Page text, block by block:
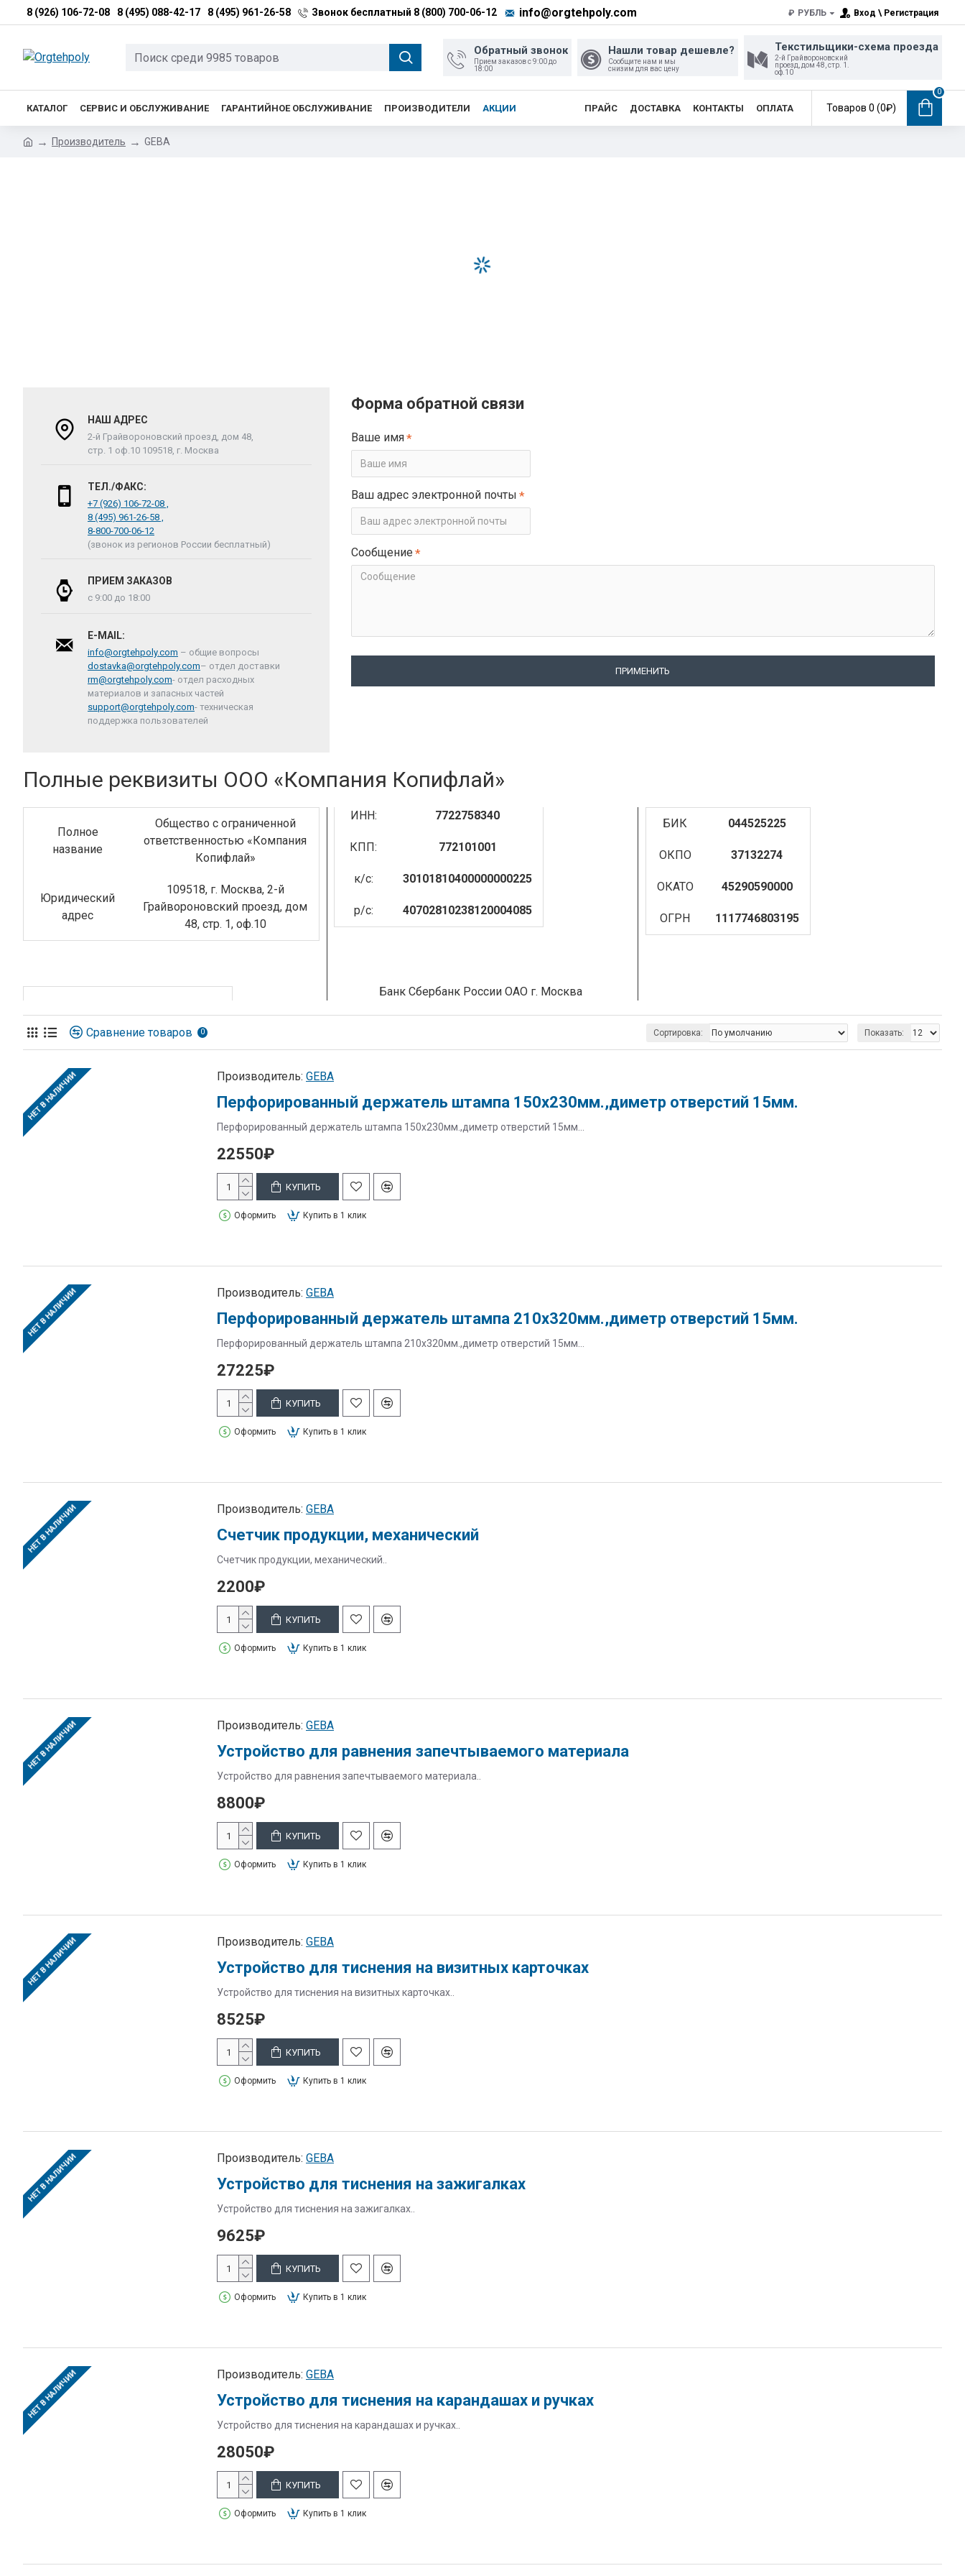
8 (926) 106-72-08 8 (495) 088-42-17 8 (495) 961-26-58 Звонок бесплатный 8 (800) 700-06-12 info@orgtehpoly.com ₽ РУБЛЬ Вход \ Регистрация
Обратный звонок
Прием заказов с 9:00 до
18:00
Нашли товар дешевле?
Сообщите нам и мы
снизим для вас цену
Текстильщики-схема проезда
2-й Грайвороновский
проезд, дом 48, стр. 1.
оф.10
КАТАЛОГ СЕРВИС И ОБСЛУЖИВАНИЕ ГАРАНТИЙНОЕ ОБСЛУЖИВАНИЕ ПРОИЗВОДИТЕЛИ АКЦИИ ПРАЙС ДОСТАВКА КОНТАКТЫ ОПЛАТА Товаров 0 (0₽)
0
Производитель GEBA
НАШ АДРЕС
2-й Грайвороновский проезд, дом 48,
стр. 1 оф.10 109518, г. Москва
ТЕЛ./ФАКС:
+7 (926) 106-72-08 ,
8 (495) 961-26-58 ,
8-800-700-06-12
(звонок из регионов России бесплатный)
ПРИЕМ ЗАКАЗОВ
с 9:00 до 18:00
E-MAIL:
info@orgtehpoly.com – общие вопросы
dostavka@orgtehpoly.com– отдел доставки
rm@orgtehpoly.com- отдел расходных
материалов и запасных частей
support@orgtehpoly.com- техническая
поддержка пользователей
Форма обратной связи
Ваше имя
Ваш адрес электронной почты
Сообщение
ПРИМЕНИТЬ
Полные реквизиты ООО «Компания Копифлай»
Полное
название
Общество с ограниченной
ответственностью «Компания
Копифлай»
Юридический
адрес
109518, г. Москва, 2-й
Грайвороновский проезд, дом
48, стр. 1, оф.10
ИНН: 7722758340
КПП: 772101001
к/с: 30101810400000000225
р/с: 40702810238120004085
Банк Сбербанк России ОАО г. Москва
БИК 044525225
ОКПО 37132274
ОКАТО 45290590000
ОГРН 1117746803195
Сравнение товаров 0 Сортировка: Показать:
НЕТ В НАЛИЧИИ Производитель: GEBA
Перфорированный держатель штампа 150х230мм.,диметр отверстий 15мм.
Перфорированный держатель штампа 150х230мм.,диметр отверстий 15мм...
22550₽
КУПИТЬ
Оформить Купить в 1 клик
НЕТ В НАЛИЧИИ Производитель: GEBA
Перфорированный держатель штампа 210х320мм.,диметр отверстий 15мм.
Перфорированный держатель штампа 210х320мм.,диметр отверстий 15мм...
27225₽
КУПИТЬ
Оформить Купить в 1 клик
НЕТ В НАЛИЧИИ Производитель: GEBA
Счетчик продукции, механический
Счетчик продукции, механический..
2200₽
КУПИТЬ
Оформить Купить в 1 клик
НЕТ В НАЛИЧИИ Производитель: GEBA
Устройство для равнения запечтываемого материала
Устройство для равнения запечтываемого материала..
8800₽
КУПИТЬ
Оформить Купить в 1 клик
НЕТ В НАЛИЧИИ Производитель: GEBA
Устройство для тиснения на визитных карточках
Устройство для тиснения на визитных карточках..
8525₽
КУПИТЬ
Оформить Купить в 1 клик
НЕТ В НАЛИЧИИ Производитель: GEBA
Устройство для тиснения на зажигалках
Устройство для тиснения на зажигалках..
9625₽
КУПИТЬ
Оформить Купить в 1 клик
НЕТ В НАЛИЧИИ Производитель: GEBA
Устройство для тиснения на карандашах и ручках
Устройство для тиснения на карандашах и ручках..
28050₽
КУПИТЬ
Оформить Купить в 1 клик